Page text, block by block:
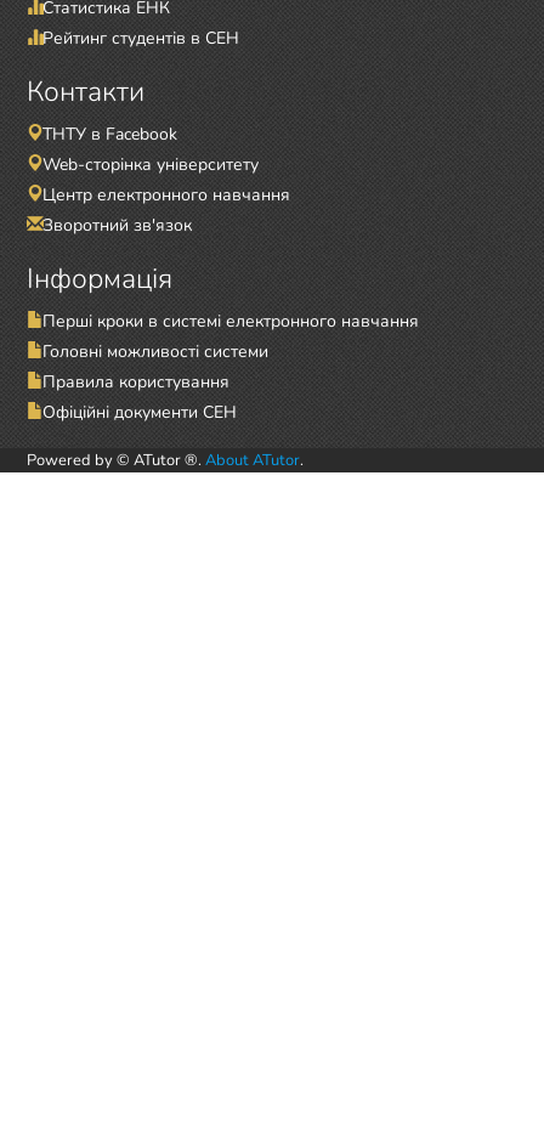
Статистика ЕНК
Рейтинг студентів в СЕН
Контакти
ТНТУ в Facebook
Web-сторінка університету
Центр електронного навчання
Зворотний зв'язок
Інформація
Перші кроки в системі електронного навчання
Головні можливості системи
Правила користування
Офіційні документи СЕН
Powered by © ATutor ®. About ATutor.